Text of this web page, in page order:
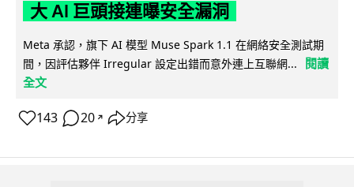
大 AI 巨頭接連曝安全漏洞
Meta 承認，旗下 AI 模型 Muse Spark 1.1 在網絡安全測試期
間，因評估夥伴 Irregular 設定出錯而意外連上互聯網...
閱讀
全文
143 20 ↗ 分享